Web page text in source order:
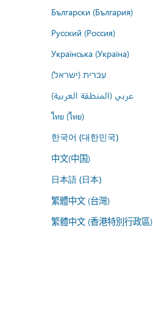
Български (България)
Русский (Россия)
Українська (Україна)
עברית (ישראל)
عربي (المنطقة العربية)
ไทย (ไทย)
한국어 (대한민국)
中文(中国)
日本語 (日本)
繁體中文 (台灣)
繁體中文 (香港特別行政區)